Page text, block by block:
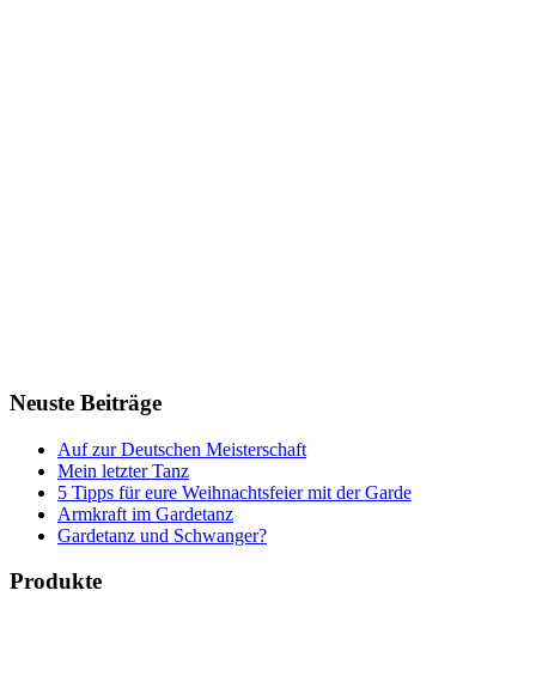
Neuste Beiträge
Auf zur Deutschen Meisterschaft
Mein letzter Tanz
5 Tipps für eure Weihnachtsfeier mit der Garde
Armkraft im Gardetanz
Gardetanz und Schwanger?
Produkte